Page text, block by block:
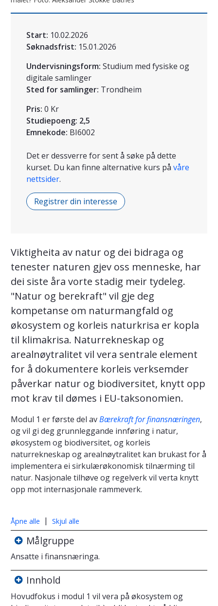
Start: 10.02.2026
Søknadsfrist: 15.01.2026
Undervisningsform: Studium med fysiske og
digitale samlinger
Sted for samlinger: Trondheim
Pris: 0 Kr
Studiepoeng: 2,5
Emnekode: BI6002
Det er dessverre for sent å søke på dette
kurset. Du kan finne alternative kurs på våre
nettsider.
Registrer din interesse
Viktigheita av natur og dei bidraga og
tenester naturen gjev oss menneske, har
dei siste åra vorte stadig meir tydeleg.
"Natur og berekraft" vil gje deg
kompetanse om naturmangfald og
økosystem og korleis naturkrisa er kopla
til klimakrisa. Naturrekneskap og
arealnøytralitet vil vera sentrale element
for å dokumentere korleis verksemder
påverkar natur og biodiversitet, knytt opp
mot krav til dømes i EU-taksonomien.
Modul 1 er første del avBærekraft for finansnæringen,
og vil gi deg grunnleggande innføring i natur,
økosystem og biodiversitet, og korleis
naturrekneskap og arealnøytralitet kan brukast for å
implementera ei sirkulærøkonomisk tilnærming til
natur. Nasjonale tilhøve og regelverk vil verta knytt
opp mot internasjonale rammeverk.
Åpne alle | Skjul alle
Målgruppe
Ansatte i finansnæringa.
Innhold
Hovudfokus i modul 1 vil vera på økosystem og